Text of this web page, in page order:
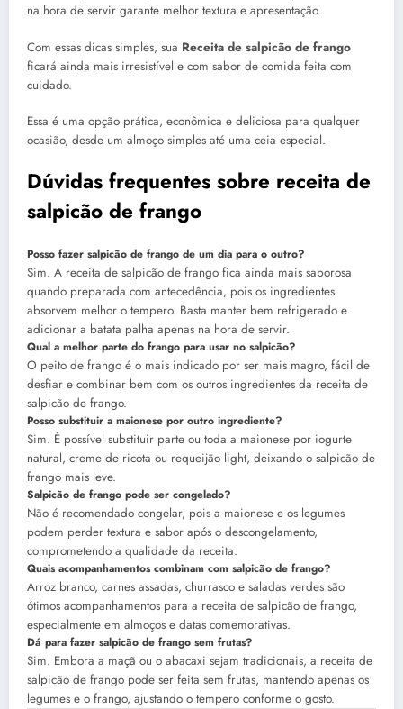
na hora de servir garante melhor textura e apresentação.
Com essas dicas simples, sua Receita de salpicão de frango
ficará ainda mais irresistível e com sabor de comida feita com
cuidado.
Essa é uma opção prática, econômica e deliciosa para qualquer
ocasião, desde um almoço simples até uma ceia especial.
Dúvidas frequentes sobre receita de
salpicão de frango
Posso fazer salpicão de frango de um dia para o outro?
Sim. A receita de salpicão de frango fica ainda mais saborosa
quando preparada com antecedência, pois os ingredientes
absorvem melhor o tempero. Basta manter bem refrigerado e
adicionar a batata palha apenas na hora de servir.
Qual a melhor parte do frango para usar no salpicão?
O peito de frango é o mais indicado por ser mais magro, fácil de
desfiar e combinar bem com os outros ingredientes da receita de
salpicão de frango.
Posso substituir a maionese por outro ingrediente?
Sim. É possível substituir parte ou toda a maionese por iogurte
natural, creme de ricota ou requeijão light, deixando o salpicão de
frango mais leve.
Salpicão de frango pode ser congelado?
Não é recomendado congelar, pois a maionese e os legumes
podem perder textura e sabor após o descongelamento,
comprometendo a qualidade da receita.
Quais acompanhamentos combinam com salpicão de frango?
Arroz branco, carnes assadas, churrasco e saladas verdes são
ótimos acompanhamentos para a receita de salpicão de frango,
especialmente em almoços e datas comemorativas.
Dá para fazer salpicão de frango sem frutas?
Sim. Embora a maçã ou o abacaxi sejam tradicionais, a receita de
salpicão de frango pode ser feita sem frutas, mantendo apenas os
legumes e o frango, ajustando o tempero conforme o gosto.